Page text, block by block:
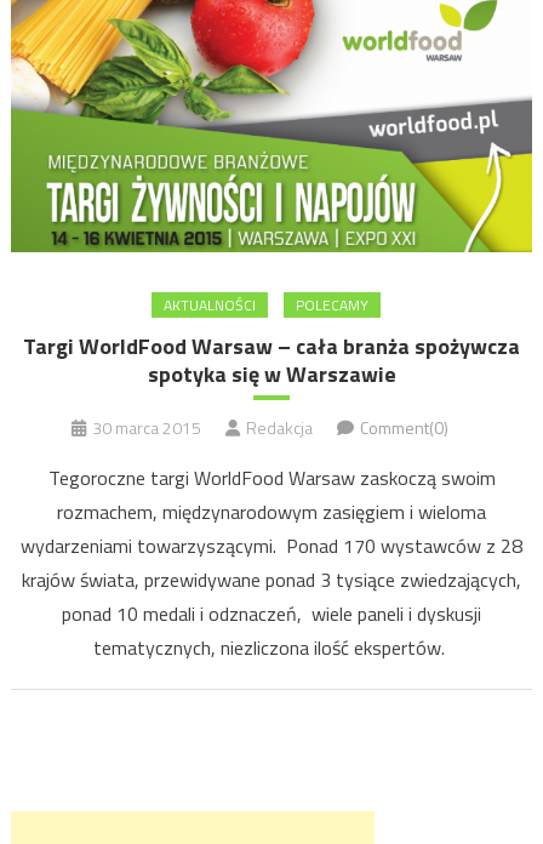
AKTUALNOŚCI POLECAMY
Targi WorldFood Warsaw – cała branża spożywcza
spotyka się w Warszawie
30 marca 2015 Redakcja Comment(0)
Tegoroczne targi WorldFood Warsaw zaskoczą swoim
rozmachem, międzynarodowym zasięgiem i wieloma
wydarzeniami towarzyszącymi. Ponad 170 wystawców z 28
krajów świata, przewidywane ponad 3 tysiące zwiedzających,
ponad 10 medali i odznaczeń, wiele paneli i dyskusji
tematycznych, niezliczona ilość ekspertów.